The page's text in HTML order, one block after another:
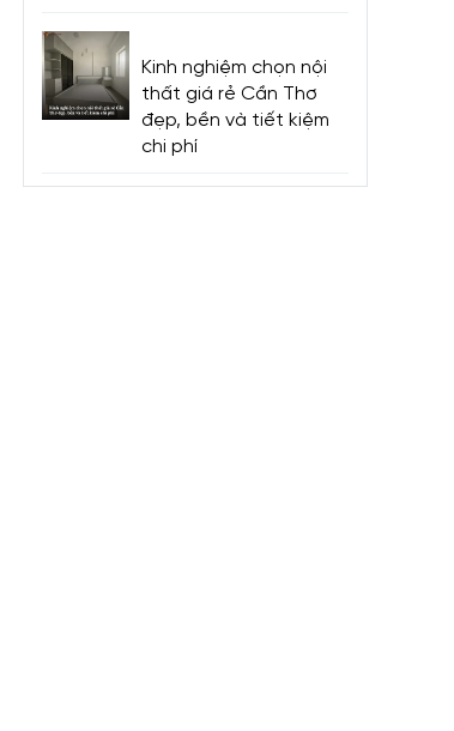
Kinh nghiệm chọn nội
thất giá rẻ Cần Thơ
đẹp, bền và tiết kiệm
chi phí